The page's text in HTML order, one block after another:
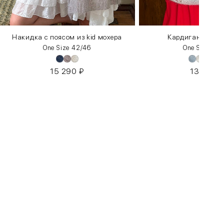
Накидка с поясом из kid мохера
One Size 42/46
15 290 ₽
Кардиган
One Size
13 590